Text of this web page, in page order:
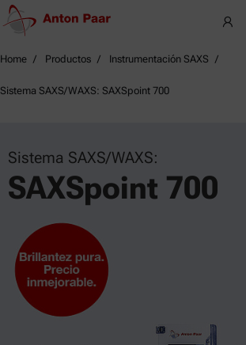
Home Productos Instrumentación SAXS
Sistema SAXS/WAXS: SAXSpoint 700
Sistema SAXS/WAXS:
SAXSpoint 700